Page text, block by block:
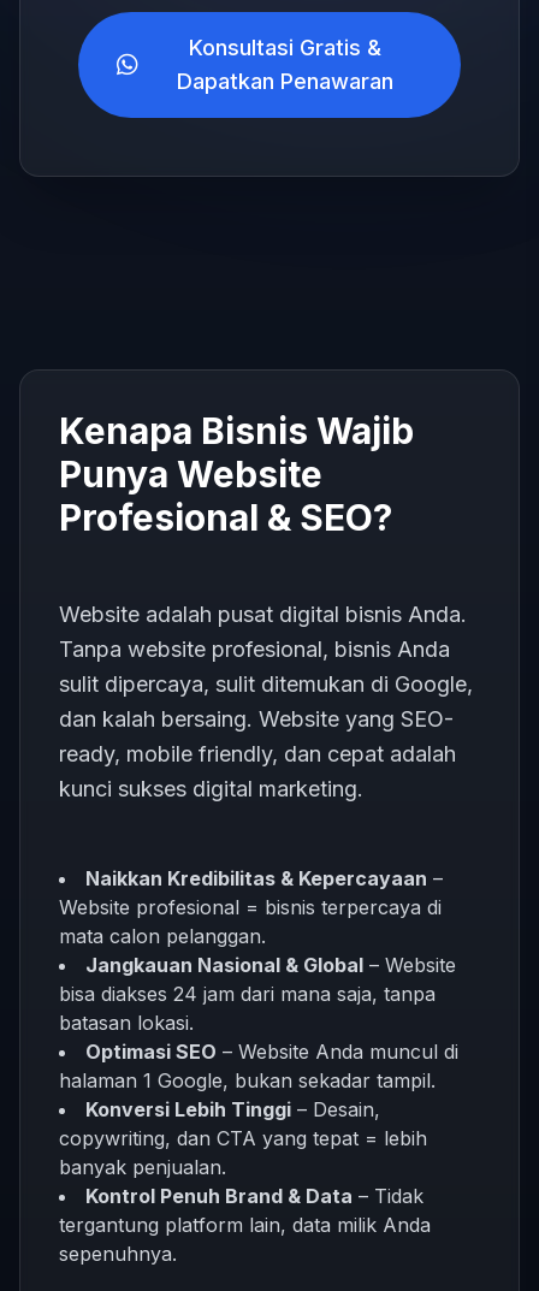
Konsultasi Gratis &
Dapatkan Penawaran
Kenapa Bisnis Wajib
Punya Website
Profesional & SEO?
Website adalah pusat digital bisnis Anda.
Tanpa website profesional, bisnis Anda
sulit dipercaya, sulit ditemukan di Google,
dan kalah bersaing. Website yang SEO-
ready, mobile friendly, dan cepat adalah
kunci sukses digital marketing.
Naikkan Kredibilitas & Kepercayaan –
Website profesional = bisnis terpercaya di
mata calon pelanggan.
Jangkauan Nasional & Global – Website
bisa diakses 24 jam dari mana saja, tanpa
batasan lokasi.
Optimasi SEO – Website Anda muncul di
halaman 1 Google, bukan sekadar tampil.
Konversi Lebih Tinggi – Desain,
copywriting, dan CTA yang tepat = lebih
banyak penjualan.
Kontrol Penuh Brand & Data – Tidak
tergantung platform lain, data milik Anda
sepenuhnya.